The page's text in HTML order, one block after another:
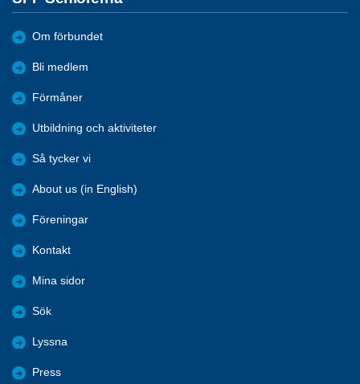
Om förbundet
Bli medlem
Förmåner
Utbildning och aktiviteter
Så tycker vi
About us (in English)
Föreningar
Kontakt
Mina sidor
Sök
Lyssna
Press